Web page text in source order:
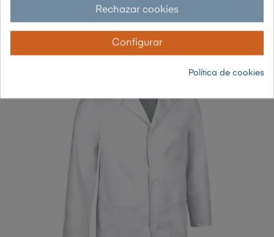
48,82 € sin IVA
59,07 € con IVA
Rechazar cookies
Configurar
Política de cookies